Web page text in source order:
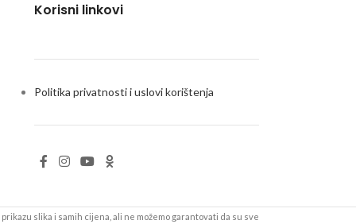
Korisni linkovi
Politika privatnosti i uslovi korištenja
slika i samih cijena, ali ne možemo garantovati da su sve